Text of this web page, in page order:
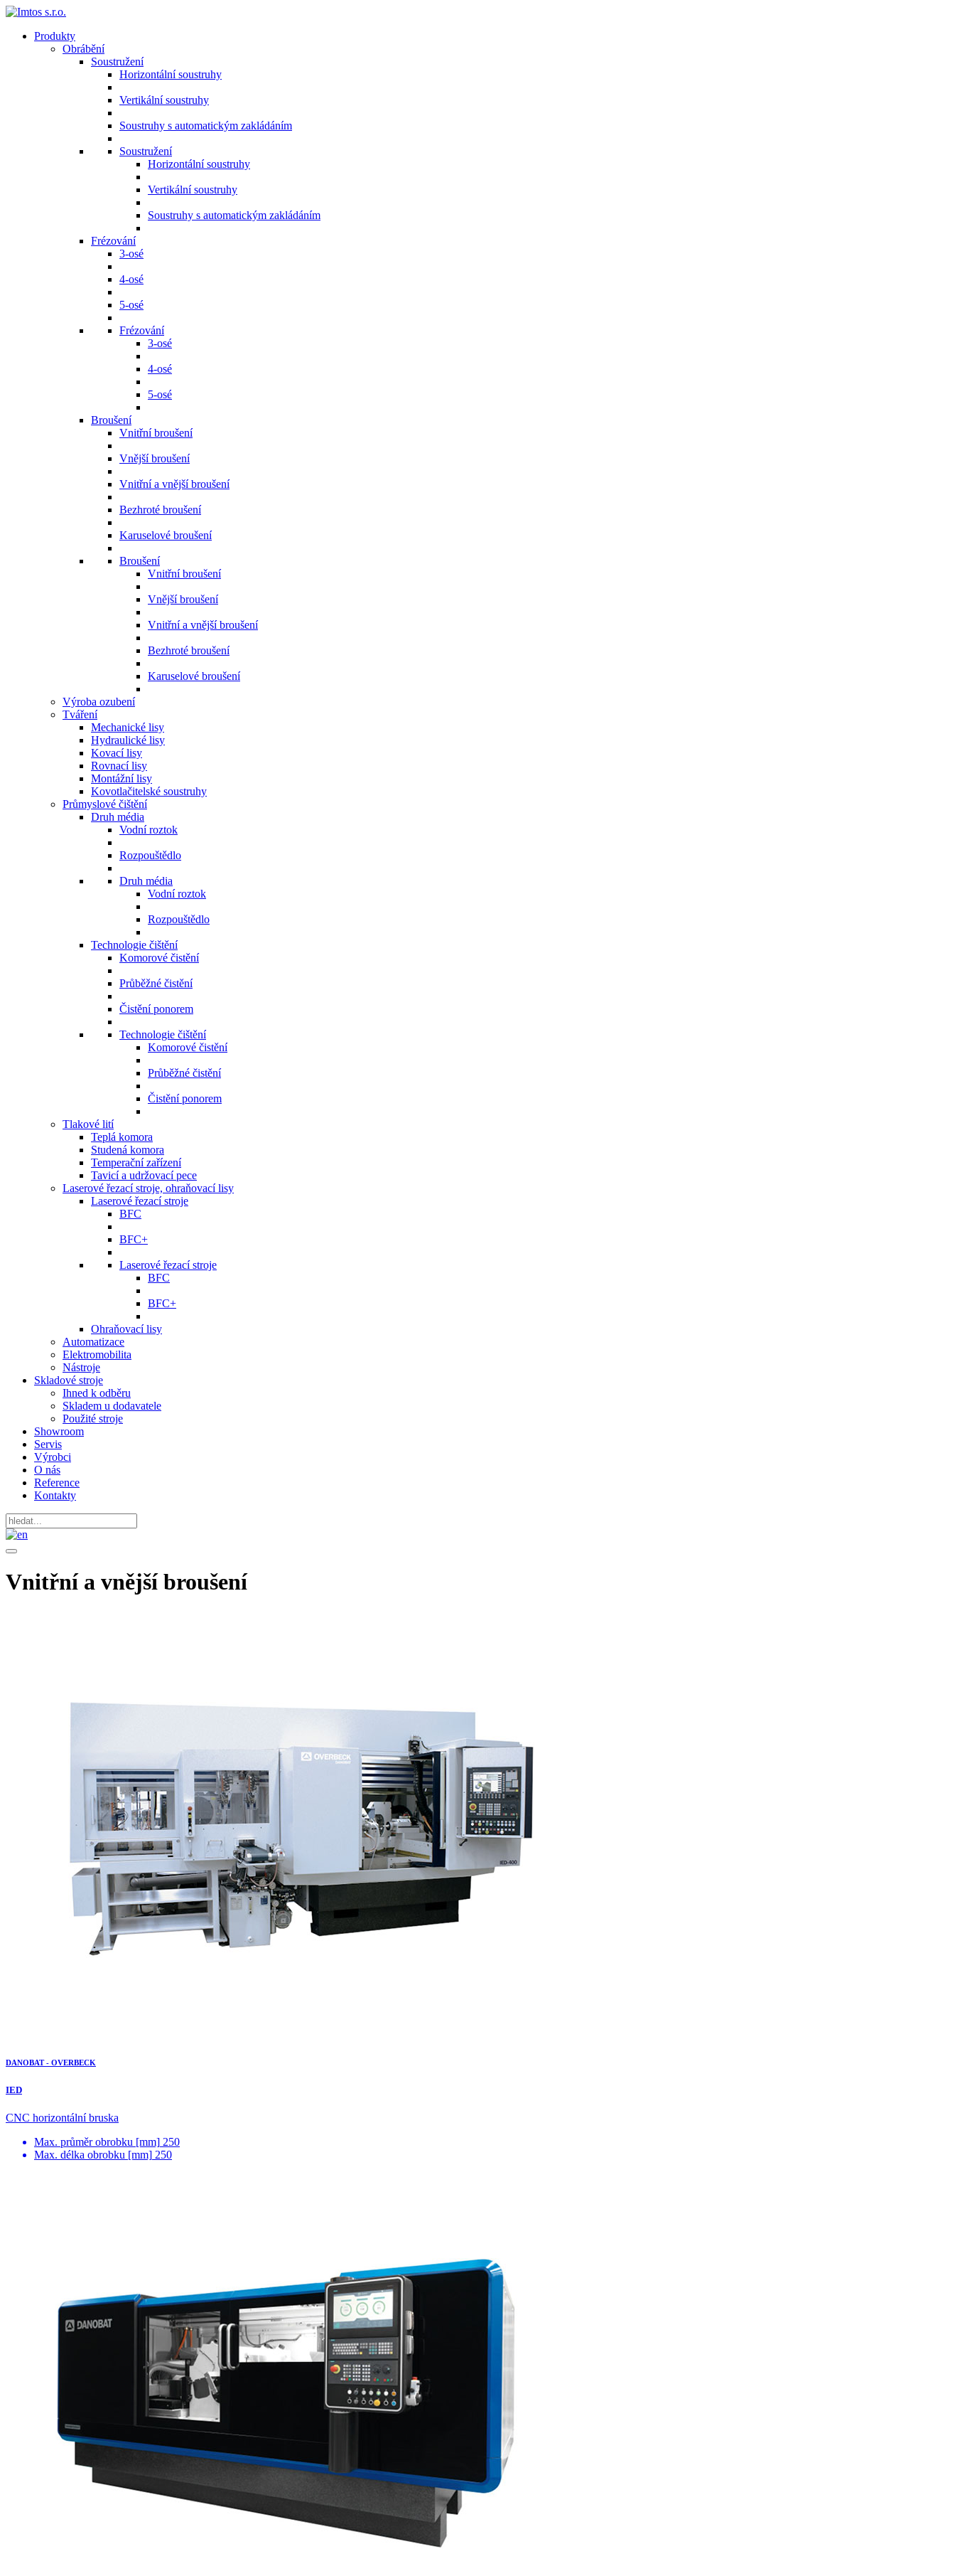
Produkty
Obrábění
Soustružení
Horizontální soustruhy
Vertikální soustruhy
Soustruhy s automatickým zakládáním
Soustružení
Horizontální soustruhy
Vertikální soustruhy
Soustruhy s automatickým zakládáním
Frézování
3-osé
4-osé
5-osé
Frézování
3-osé
4-osé
5-osé
Broušení
Vnitřní broušení
Vnější broušení
Vnitřní a vnější broušení
Bezhroté broušení
Karuselové broušení
Broušení
Vnitřní broušení
Vnější broušení
Vnitřní a vnější broušení
Bezhroté broušení
Karuselové broušení
Výroba ozubení
Tváření
Mechanické lisy
Hydraulické lisy
Kovací lisy
Rovnací lisy
Montážní lisy
Kovotlačitelské soustruhy
Průmyslové čištění
Druh média
Vodní roztok
Rozpouštědlo
Druh média
Vodní roztok
Rozpouštědlo
Technologie čištění
Komorové čistění
Průběžné čistění
Čistění ponorem
Technologie čištění
Komorové čistění
Průběžné čistění
Čistění ponorem
Tlakové lití
Teplá komora
Studená komora
Temperační zařízení
Tavicí a udržovací pece
Laserové řezací stroje, ohraňovací lisy
Laserové řezací stroje
BFC
BFC+
Laserové řezací stroje
BFC
BFC+
Ohraňovací lisy
Automatizace
Elektromobilita
Nástroje
Skladové stroje
Ihned k odběru
Skladem u dodavatele
Použité stroje
Showroom
Servis
Výrobci
O nás
Reference
Kontakty
Vnitřní a vnější broušení
DANOBAT - OVERBECK
IED
CNC horizontální bruska
Max. průměr obrobku [mm] 250
Max. délka obrobku [mm] 250